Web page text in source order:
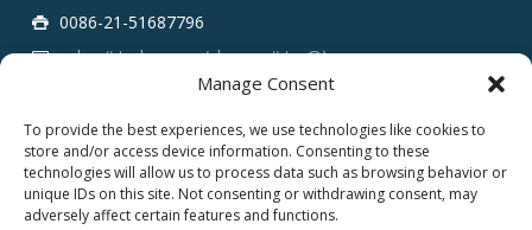
Manage Consent
To provide the best experiences, we use technologies like cookies to
store and/or access device information. Consenting to these
technologies will allow us to process data such as browsing behavior or
unique IDs on this site. Not consenting or withdrawing consent, may
adversely affect certain features and functions.
0086-21-51687796
sales # tarluz.com (change # to @)
Copyright 2025 © SHANGHAI TARLUZ TELECOM TECH.